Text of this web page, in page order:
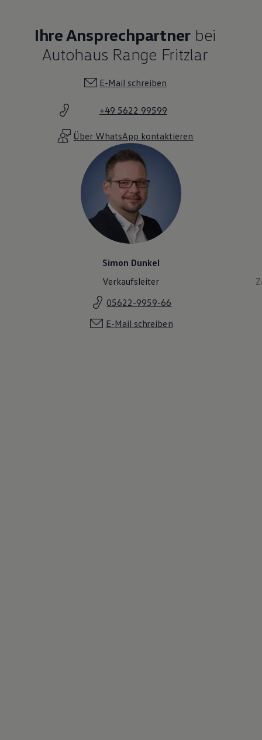
Ihre Ansprechpartner bei
Autohaus Range Fritzlar
E-Mail schreiben
+49 5622 99599
Über WhatsApp kontaktieren
Simon Dunkel
Verkaufsleiter
05622-9959-66
E-Mail schreiben